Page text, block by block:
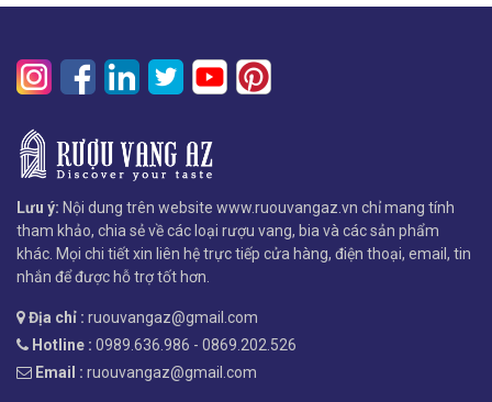
Lưu ý: Nội dung trên website www.ruouvangaz.vn chỉ mang tính
tham khảo, chia sẻ về các loại rượu vang, bia và các sản phẩm
khác. Mọi chi tiết xin liên hệ trực tiếp cửa hàng, điện thoại, email, tin
nhắn để được hỗ trợ tốt hơn.
Địa chỉ : ruouvangaz@gmail.com
Hotline : 0989.636.986 - 0869.202.526
Email : ruouvangaz@gmail.com